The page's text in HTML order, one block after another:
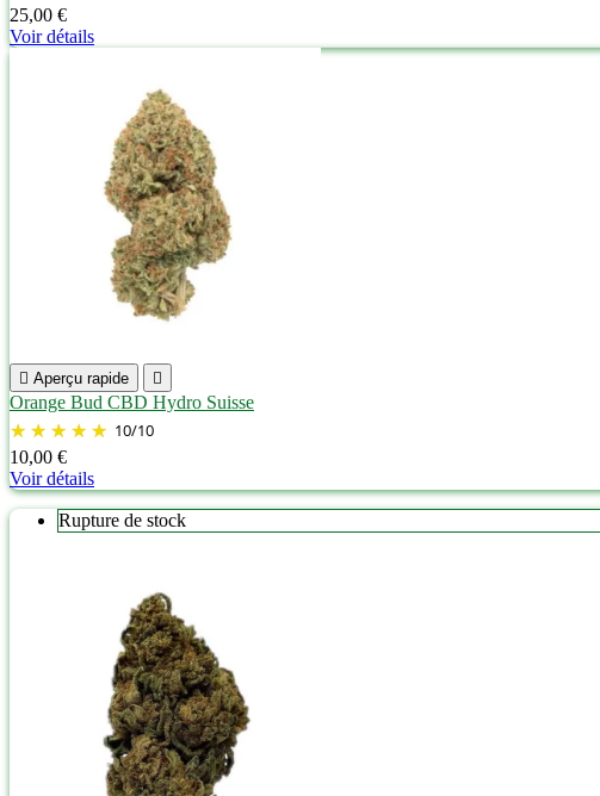
25,00 €
Voir détails
 Aperçu rapide 
Orange Bud CBD Hydro Suisse
10/10
10,00 €
Voir détails
Rupture de stock